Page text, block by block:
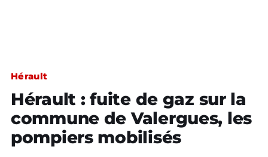
Hérault
Hérault : fuite de gaz sur la
commune de Valergues, les
pompiers mobilisés